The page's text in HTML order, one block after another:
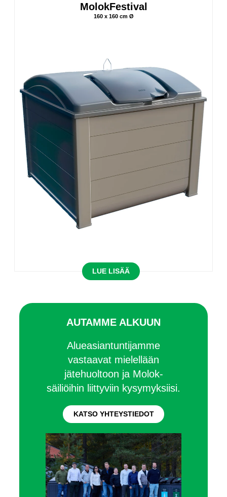
MolokFestival
160 x 160 cm Ø
LUE LISÄÄ
AUTAMME ALKUUN
Alueasiantuntijamme
vastaavat mielellään
jätehuoltoon ja Molok-
säiliöihin liittyviin kysymyksiisi.
KATSO YHTEYSTIEDOT